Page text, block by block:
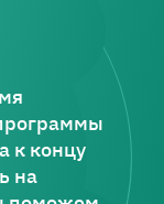
к концу
на